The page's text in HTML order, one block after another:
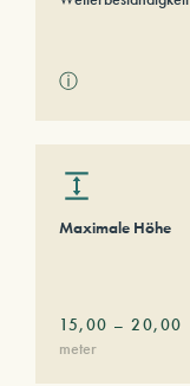
ⓘ
Maximale Höhe
15,00 – 20,00
meter